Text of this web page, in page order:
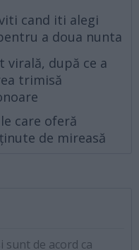
cand iti alegi
a doua nunta
virală, după ce a
trimisă
care oferă
de mireasă
sunt de acord ca